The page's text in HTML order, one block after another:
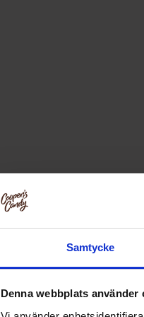
Samtycke
Denna webbplats använder